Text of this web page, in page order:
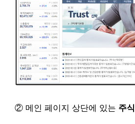
② 메인 페이지 상단에 있는 주식